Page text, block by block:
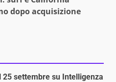
dopo acquisizione
25 settembre su Intelligenza